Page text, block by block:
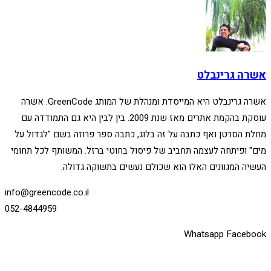
אשרה גרינבלט
אשרה גרינבלט היא המייסדת ומנהלת של המותג GreenCode. אשרה
עוסקת בהקמת אתרים מאז שנת 2009. בין לבין היא גם התמודדה עם
מחלת הסרטן ואף כתבה על זה בלוג, כתבה ספר פרוזה בשם "לגדול על
מים" ופיתחה לעצמה תחביב של פיסול בחוטי ברזל. המשותף לכל תחומי
העשיה המגוונים האלו הוא שכולם נעשים בתשוקה גדולה.
info@greencode.co.il
052-4844959
Whatsapp Facebook